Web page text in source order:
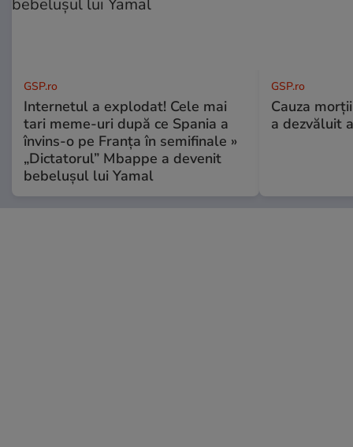
GSP.ro
Internetul a explodat! Cele mai
tari meme-uri după ce Spania a
învins-o pe Franța în semifinale »
„Dictatorul” Mbappe a devenit
bebelușul lui Yamal
GSP.ro
Cauza
a dezvăluit